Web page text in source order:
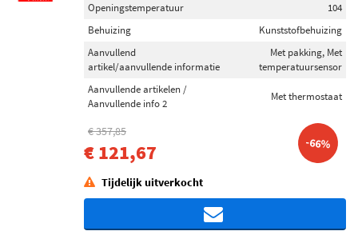
Openingstemperatuur
104
Behuizing
Kunststofbehuizing
Aanvullend
artikel/aanvullende informatie
Met pakking, Met
temperatuursensor
Aanvullende artikelen /
Aanvullende info 2
Met thermostaat
€ 357,85
€ 121,67 -66%
Tijdelijk uitverkocht